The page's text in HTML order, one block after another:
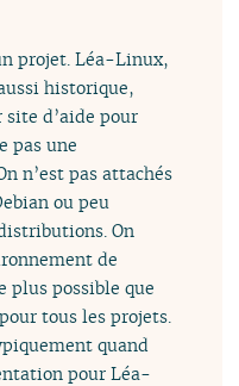
projet. Léa-Linux,
historique,
d’aide pour
pas une
n’est pas attachés
ou peu
On
de
plus possible que
tous les projets.
quand
pour Léa-